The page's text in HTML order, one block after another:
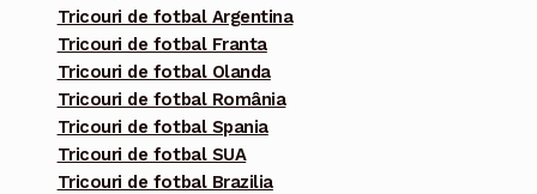
Tricouri de fotbal Argentina
Tricouri de fotbal Franta
Tricouri de fotbal Olanda
Tricouri de fotbal România
Tricouri de fotbal Spania
Tricouri de fotbal SUA
Tricouri de fotbal Brazilia